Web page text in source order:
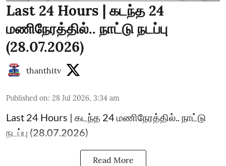
Last 24 Hours | கடந்த 24
மணிநேரத்தில்.. நாட்டு நடப்பு
(28.07.2026)
thanthitv
Published on: 28 Jul 2026, 3:34 am
Last 24 Hours | கடந்த 24 மணிநேரத்தில்.. நாட்டு
நடப்பு (28.07.2026)
Read More